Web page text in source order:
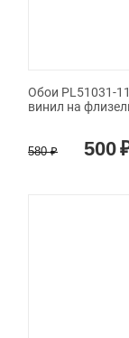
Обои PL51031-
винил на
580 ₽ 500